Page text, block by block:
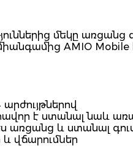
մեկը
AMIO Mobile
է ստանալ նաև
առցանց և ստանալ
վճարումներ